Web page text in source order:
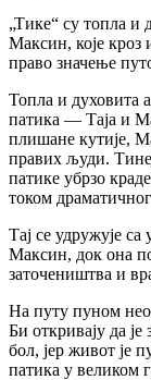
„Тике“ су топла и
Максин, које кроз
право значење
Топла и духовита
патика — Таја и
плишане кутије,
правих људи.
патике убрзо
током
Тај се удружује
Максин, док она
заточеништва и
На путу пуном
Би откривају да
бол, јер живот је
патика у великом